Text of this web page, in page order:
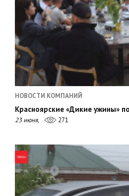
НОВОСТИ КОМПАНИЙ
Красноярские «Дикие ужины»
23 июня, 271